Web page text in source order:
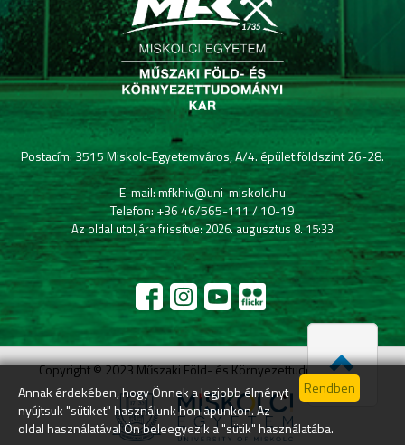
Annak érdekében, hogy Önnek a legjobb élményt
nyújtsuk "sütiket" használunk honlapunkon. Az
oldal használatával Ön beleegyezik a "sütik" használatába.
Postacím: 3515 Miskolc-Egyetemváros, A/4. épület földszint 26-28.
E-mail: mfkhiv@uni-miskolc.hu
Telefon: +36 46/565-111 / 10-19
Az oldal utoljára frissítve: 2026. augusztus 8. 15:33
Copyright © 2023 Műszaki Föld- és Környezettudományi Kar